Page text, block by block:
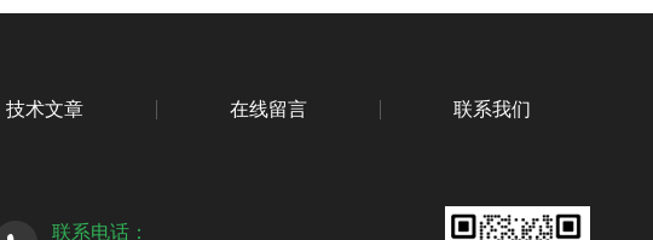
技术文章 在线留言 联系我们
联系电话：